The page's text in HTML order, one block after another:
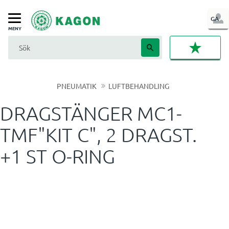
Meny
GA
IN
PNEUMATIK LUFTBEHANDLING
DRAGSTÄNGER MC1-
TMF"KIT C", 2 DRAGST.
+1 ST O-RING